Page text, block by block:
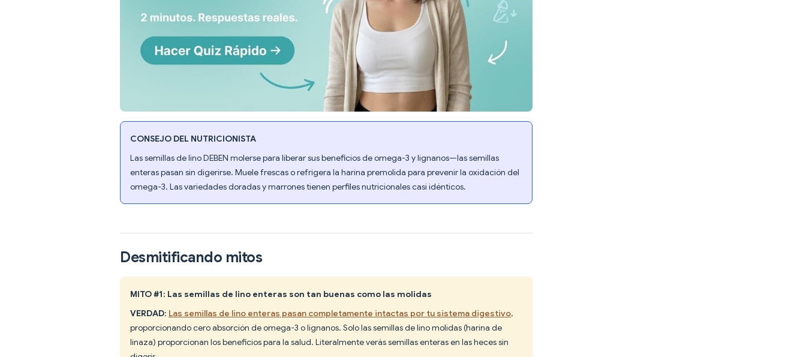
CONSEJO DEL NUTRICIONISTA
Las semillas de lino DEBEN molerse para liberar sus beneficios de omega-3 y lignanos—las semillas
enteras pasan sin digerirse. Muele frescas o refrigera la harina premolida para prevenir la oxidación del
omega-3. Las variedades doradas y marrones tienen perfiles nutricionales casi idénticos.
Desmitificando mitos
MITO #1: Las semillas de lino enteras son tan buenas como las molidas
VERDAD: Las semillas de lino enteras pasan completamente intactas por tu sistema digestivo,
proporcionando cero absorción de omega-3 o lignanos. Solo las semillas de lino molidas (harina de
linaza) proporcionan los beneficios para la salud. Literalmente verás semillas enteras en las heces sin